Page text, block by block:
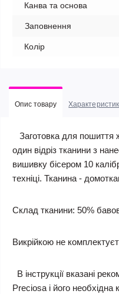
Канва та основа
Заповнення
Колір
Опис товару
Заготовка для пошиття
один відріз тканини з
вишивку бісером 10
техніці. Тканина -
Склад тканини: 50%
Викрійкою не
В інструкції вказані
Preciosa і його необхідна